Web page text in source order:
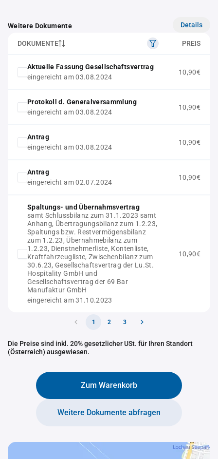
Weitere Dokumente Details
DOKUMENTE PREIS
Aktuelle Fassung Gesellschaftsvertrag
eingereicht am 03.08.2024
10,90€
Protokoll d. Generalversammlung
eingereicht am 03.08.2024
10,90€
Antrag
eingereicht am 03.08.2024
10,90€
Antrag
eingereicht am 02.07.2024
10,90€
Spaltungs- und Übernahmsvertrag
samt Schlussbilanz zum 31.1.2023 samt
Anhang, Übertragungsbilanz zum 1.2.23,
Spaltungs bzw. Restvermögensbilanz
zum 1.2.23, Übernahmebilanz zum
1.2.23, Dienstnehmerliste, Kontenliste,
Kraftfahrzeugliste, Zwischenbilanz zum
30.6.23, Gesellschaftsvertrag der Lu.St.
Hospitality GmbH und
Gesellschaftsvertrag der 69 Bar
Manufaktur GmbH
eingereicht am 31.10.2023
10,90€
1 2 3
Die Preise sind inkl. 20% gesetzlicher USt. für Ihren Standort
(Österreich) ausgewiesen.
Zum Warenkorb
Weitere Dokumente abfragen